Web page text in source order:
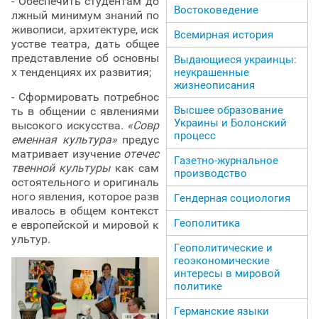
лжный минимум знаний по
живописи, архитектуре, иск
усстве театра, дать общее
представление об основны
х тенденциях их развития;
- Сформировать потребнос
ть в общении с явлениями
высокого искусства. «Совр
еменная культура»предус
матривает изучение отечес
твенной культурыкак сам
остоятельного и оригиналь
ного явления, которое разв
ивалось в общем контекст
е европейской и мировой к
ультур.
Востоковедение
Всемирная история
Выдающиеся украинцы:
неукрашенные
жизнеописания
Высшее образование
Украины и Болонский
процесс
Газетно-журнальное
производство
Гендерная социология
Геополитика
Геополитические и
геоэкономические
интересы в мировой
политике
Германские языки